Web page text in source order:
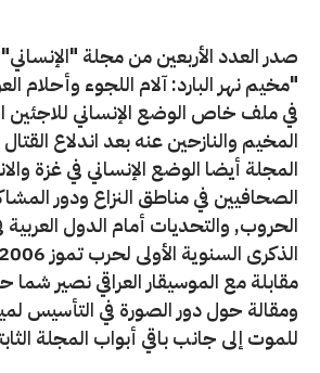
صدر العدد الأربعين من مجلة
"مخيم نهر البارد: آلام اللجوء وأحلام
في ملف خاص الوضع الإنساني للاجئين
المخيم والنازحين عنه بعد اندلاع
المجلة أيضا الوضع الإنساني في غزة
الصحافيين في مناطق النزاع ودور
الحروب, والتحديات أمام الدول
مقابلة مع الموسيقار العراقي نصير
ومقالة حول دور الصورة في التأسيس
للموت إلى جانب باقي أبواب المجلة